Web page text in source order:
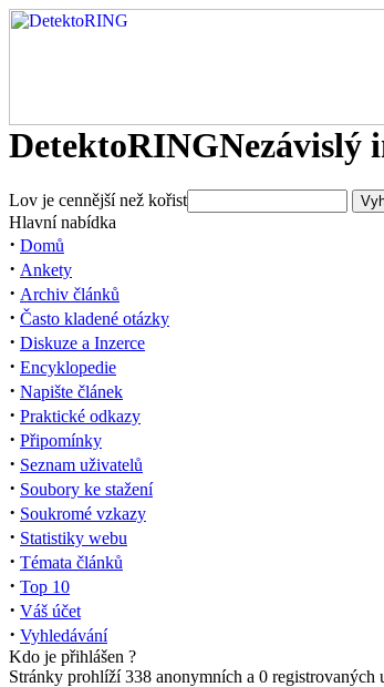
DetektoRINGNezávislý
Lov je cennější než kořist
Hlavní nabídka
· Domů
· Ankety
· Archiv článků
· Často kladené otázky
· Diskuze a Inzerce
· Encyklopedie
· Napište článek
· Praktické odkazy
· Připomínky
· Seznam uživatelů
· Soubory ke stažení
· Soukromé vzkazy
· Statistiky webu
· Témata článků
· Top 10
· Váš účet
· Vyhledávání
Kdo je přihlášen ?
Stránky prohlíží 338 anonymních a 0 registrovaných